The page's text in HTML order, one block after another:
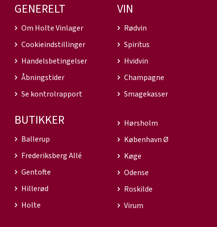
GENERELT
Om Holte Vinlager
Cookieindstillinger
Handelsbetingelser
Åbningstider
Se kontrolrapport
VIN
Rødvin
Spiritus
Hvidvin
Champagne
Smagekasser
BUTIKKER
Ballerup
Frederiksberg Allé
Gentofte
Hillerød
Holte
Hørsholm
København Ø
Køge
Odense
Roskilde
Virum